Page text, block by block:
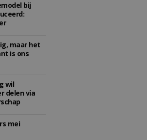
bij
maar het
is ons
wil
delen via
mei